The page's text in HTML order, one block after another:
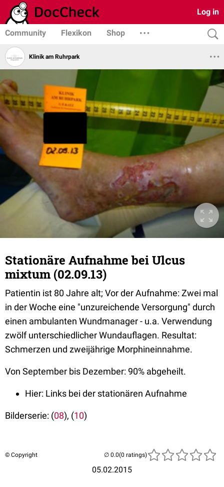
Log in
Community Flexikon Shop
Klinik am Ruhrpark
Stationäre Aufnahme bei Ulcus
mixtum (02.09.13)
Patientin ist 80 Jahre alt; Vor der Aufnahme: Zwei mal
in der Woche eine "unzureichende Versorgung" durch
einen ambulanten Wundmanager - u.a. Verwendung
zwölf unterschiedlicher Wundauflagen. Resultat:
Schmerzen und zweijährige Morphineinnahme.
Von September bis Dezember: 90% abgeheilt.
Hier: Links bei der stationären Aufnahme
Bilderserie: (08), (10)
© Copyright
05.02.2015
(0 ratings)